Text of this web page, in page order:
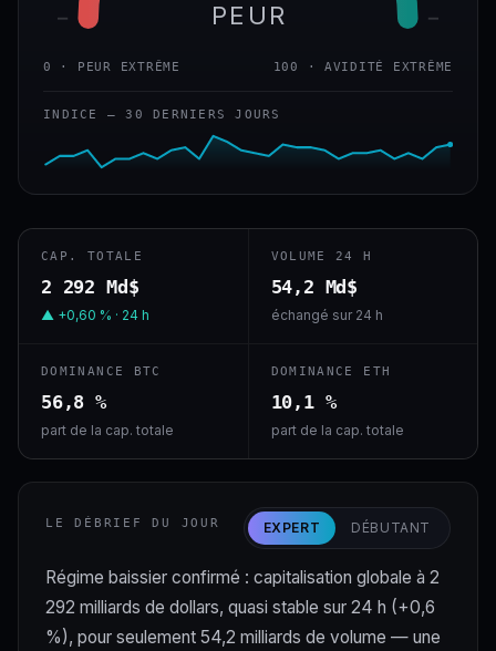
PEUR
0 · PEUR EXTRÊME 100 · AVIDITÉ EXTRÊME
INDICE — 30 DERNIERS JOURS
CAP. TOTALE
2 292 Md$
▲ +0,60 % · 24 h
VOLUME 24 H
54,2 Md$
échangé sur 24 h
DOMINANCE BTC
56,8 %
part de la cap. totale
DOMINANCE ETH
10,1 %
part de la cap. totale
LE DÉBRIEF DU JOUR EXPERT DÉBUTANT
Régime baissier confirmé : capitalisation globale à 2
292 milliards de dollars, quasi stable sur 24 h (+0,6
%), pour seulement 54,2 milliards de volume — une